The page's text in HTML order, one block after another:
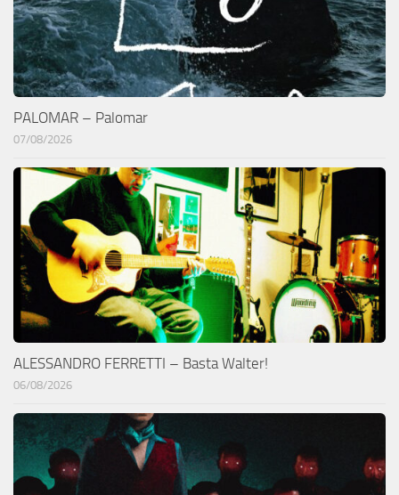
PALOMAR – Palomar
07/08/2026
ALESSANDRO FERRETTI – Basta Walter!
06/08/2026